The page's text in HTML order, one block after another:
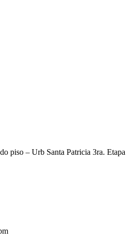
piso – Urb Santa Patricia 3ra. Etapa